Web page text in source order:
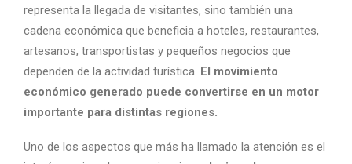
representa la llegada de visitantes, sino también una
cadena económica que beneficia a hoteles, restaurantes,
artesanos, transportistas y pequeños negocios que
dependen de la actividad turística. El movimiento
económico generado puede convertirse en un motor
importante para distintas regiones.
Uno de los aspectos que más ha llamado la atención es el